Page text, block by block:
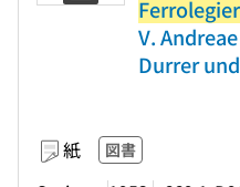
V.
Durrer
紙 図書